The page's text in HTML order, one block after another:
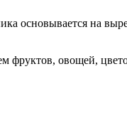
основывается на
фруктов, овощей,